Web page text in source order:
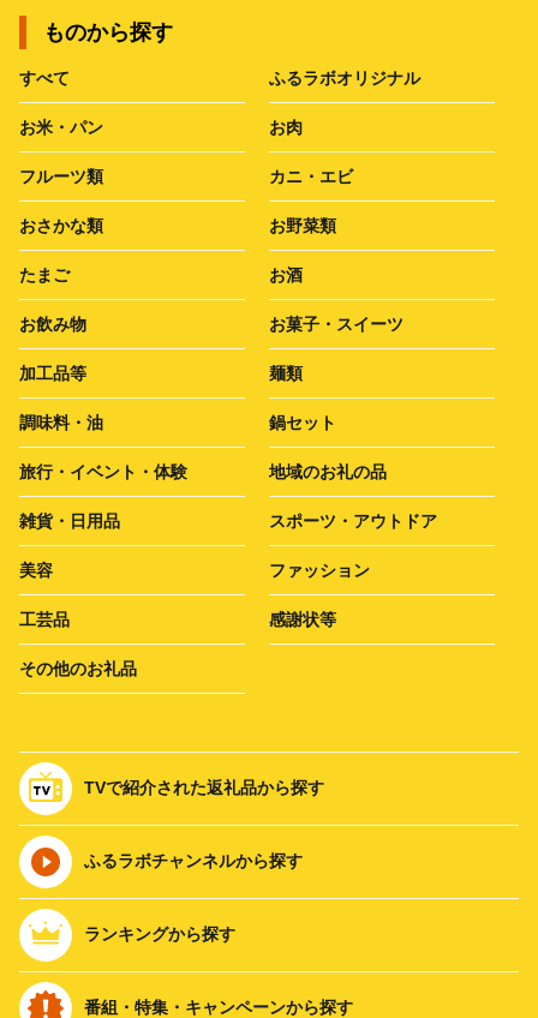
ものから探す
すべて ふるラボオリジナル
お米・パン お肉
フルーツ類 カニ・エビ
おさかな類 お野菜類
たまご お酒
お飲み物 お菓子・スイーツ
加工品等 麺類
調味料・油 鍋セット
旅行・イベント・体験 地域のお礼の品
雑貨・日用品 スポーツ・アウトドア
美容 ファッション
工芸品 感謝状等
その他のお礼品
TVで紹介された返礼品から探す
ふるラボチャンネルから探す
ランキングから探す
番組・特集・キャンペーンから探す